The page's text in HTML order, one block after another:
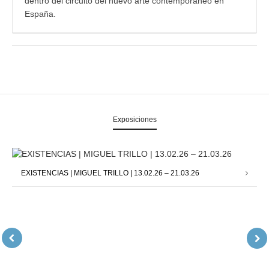
España.
Exposiciones
EXISTENCIAS | MIGUEL TRILLO | 13.02.26 – 21.03.26